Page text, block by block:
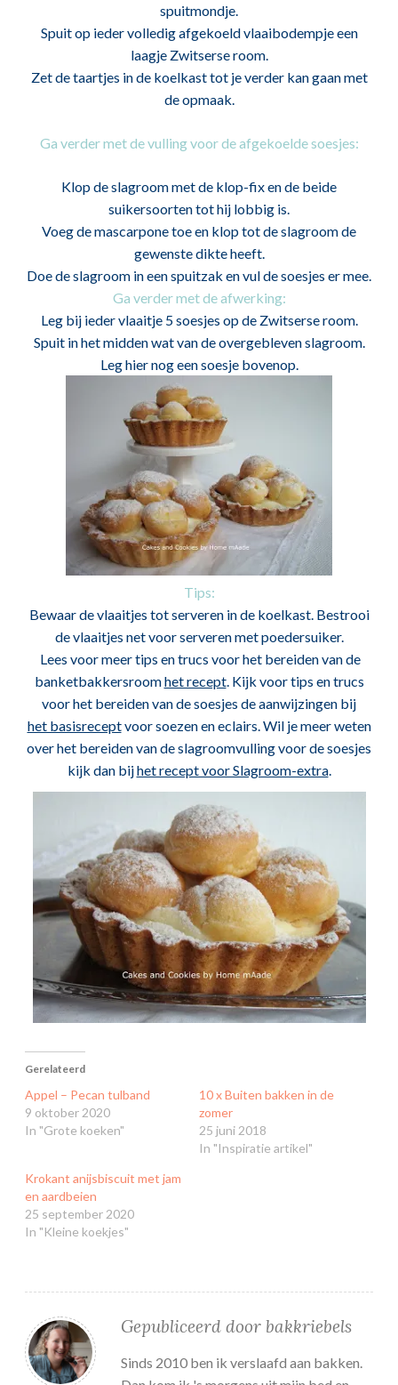
spuitmondje.
Spuit op ieder volledig afgekoeld vlaaibodempje een
laagje Zwitserse room.
Zet de taartjes in de koelkast tot je verder kan gaan met
de opmaak.
Ga verder met de vulling voor de afgekoelde soesjes:
Klop de slagroom met de klop-fix en de beide
suikersoorten tot hij lobbig is.
Voeg de mascarpone toe en klop tot de slagroom de
gewenste dikte heeft.
Doe de slagroom in een spuitzak en vul de soesjes er mee.
Ga verder met de afwerking:
Leg bij ieder vlaaitje 5 soesjes op de Zwitserse room.
Spuit in het midden wat van de overgebleven slagroom.
Leg hier nog een soesje bovenop.
Tips:
Bewaar de vlaaitjes tot serveren in de koelkast. Bestrooi
de vlaaitjes net voor serveren met poedersuiker.
Lees voor meer tips en trucs voor het bereiden van de
banketbakkersroomhet recept. Kijk voor tips en trucs
voor het bereiden van de soesjes de aanwijzingen bij
het basisreceptvoor soezen en eclairs. Wil je meer weten
over het bereiden van de slagroomvulling voor de soesjes
kijk dan bijhet recept voor Slagroom-extra.
Gerelateerd
Appel – Pecan tulband
9 oktober 2020
In "Grote koeken"
10 x Buiten bakken in de
zomer
25 juni 2018
In "Inspiratie artikel"
Krokant anijsbiscuit met jam
en aardbeien
25 september 2020
In "Kleine koekjes"
Gepubliceerd door bakkriebels
Sinds 2010 ben ik verslaafd aan bakken.